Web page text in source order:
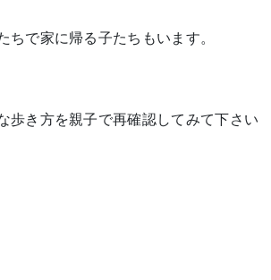
ちで家に帰る子たちもいます。
歩き方を親子で再確認してみて下さい